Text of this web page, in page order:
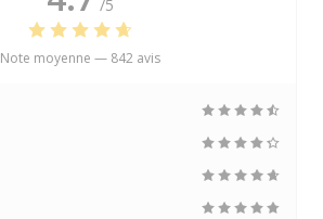
/5
Note moyenne — 842 avis